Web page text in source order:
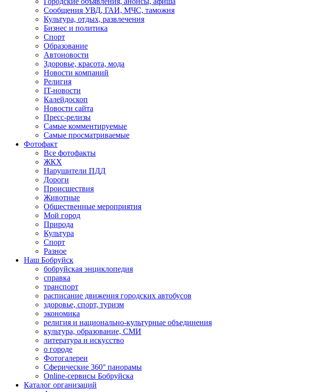
Сообщения УВД, ГАИ, МЧС, таможня
Культура, отдых, развлечения
Бизнес и политика
Спорт
Образование
Автоновости
Здоровье, красота, мода
Новости компаний
Религия
IT-новости
Калейдоскоп
Новости сайта
Пресс-релизы
Самые комментируемые
Самые просматриваемые
Фотофакт
Все фотофакты
ЖКХ
Нарушители ПДД
Дороги
Происшествия
Животные
Общественные мероприятия
Мой город
Природа
Культура
Спорт
Разное
Наш Бобруйск
бобруйская энциклопедия
справка
транспорт
расписание движения городских автобусов
здоровье, спорт, туризм
экономика
религия и национально-культурные объединения
культура, образование, СМИ
литература и искусство
о городе
Фотогалереи
Сферические 360° панорамы
Online-сервисы Бобруйска
Каталог организаций